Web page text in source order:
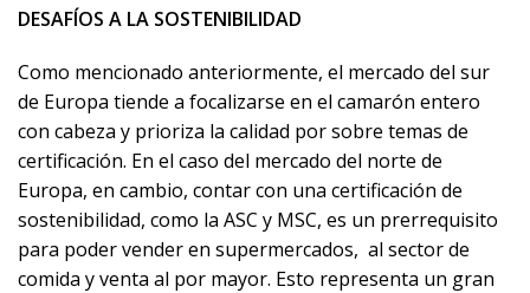
DESAFÍOS A LA SOSTENIBILIDAD
Como mencionado anteriormente, el mercado del sur
de Europa tiende a focalizarse en el camarón entero
con cabeza y prioriza la calidad por sobre temas de
certificación. En el caso del mercado del norte de
Europa, en cambio, contar con una certificación de
sostenibilidad, como la ASC y MSC, es un prerrequisito
para poder vender en supermercados, al sector de
comida y venta al por mayor. Esto representa un gran